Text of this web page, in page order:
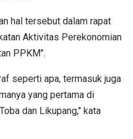
hal tersebut dalam rapat
Aktivitas Perekonomian
PPKM".
seperti apa, termasuk juga
yang pertama di
dan Likupang," kata